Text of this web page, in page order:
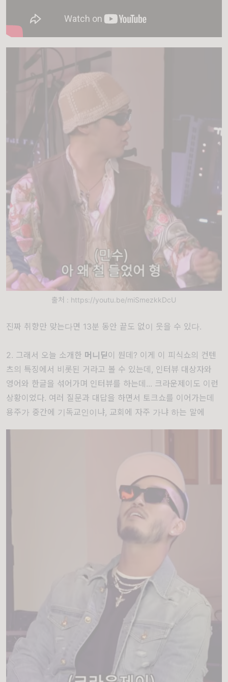
출처 : https://youtu.be/miSmezkkDcU
진짜 취향만 맞는다면 13분 동안 끝도 없이 웃을 수 있다.
2. 그래서 오늘 소개한 머니딛이 뭔데? 이게 이 피식쇼의 컨텐
츠의 특징에서 비롯된 거라고 볼 수 있는데, 인터뷰 대상자와
영어와 한글을 섞어가며 인터뷰를 하는데... 크라운제이도 이런
상황이었다. 여러 질문과 대답을 하면서 토크쇼를 이어가는데
용주가 중간에 기독교인이냐, 교회에 자주 가냐 하는 말에